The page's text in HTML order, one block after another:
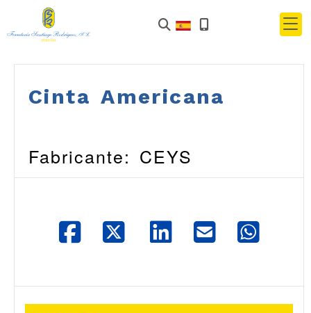
Cinta Americana
Fabricante: CEYS